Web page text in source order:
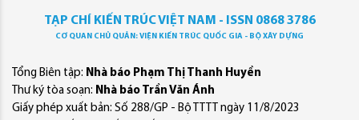
TẠP CHÍ KIẾN TRÚC VIỆT NAM - ISSN 0868 3786
CƠ QUAN CHỦ QUẢN: VIỆN KIẾN TRÚC QUỐC GIA - BỘ XÂY DỰNG
Tổng Biên tập: Nhà báo Phạm Thị Thanh Huyền
Thư ký tòa soạn: Nhà báo Trần Văn Ánh
Giấy phép xuất bản: Số 288/GP - Bộ TTTT ngày 11/8/2023